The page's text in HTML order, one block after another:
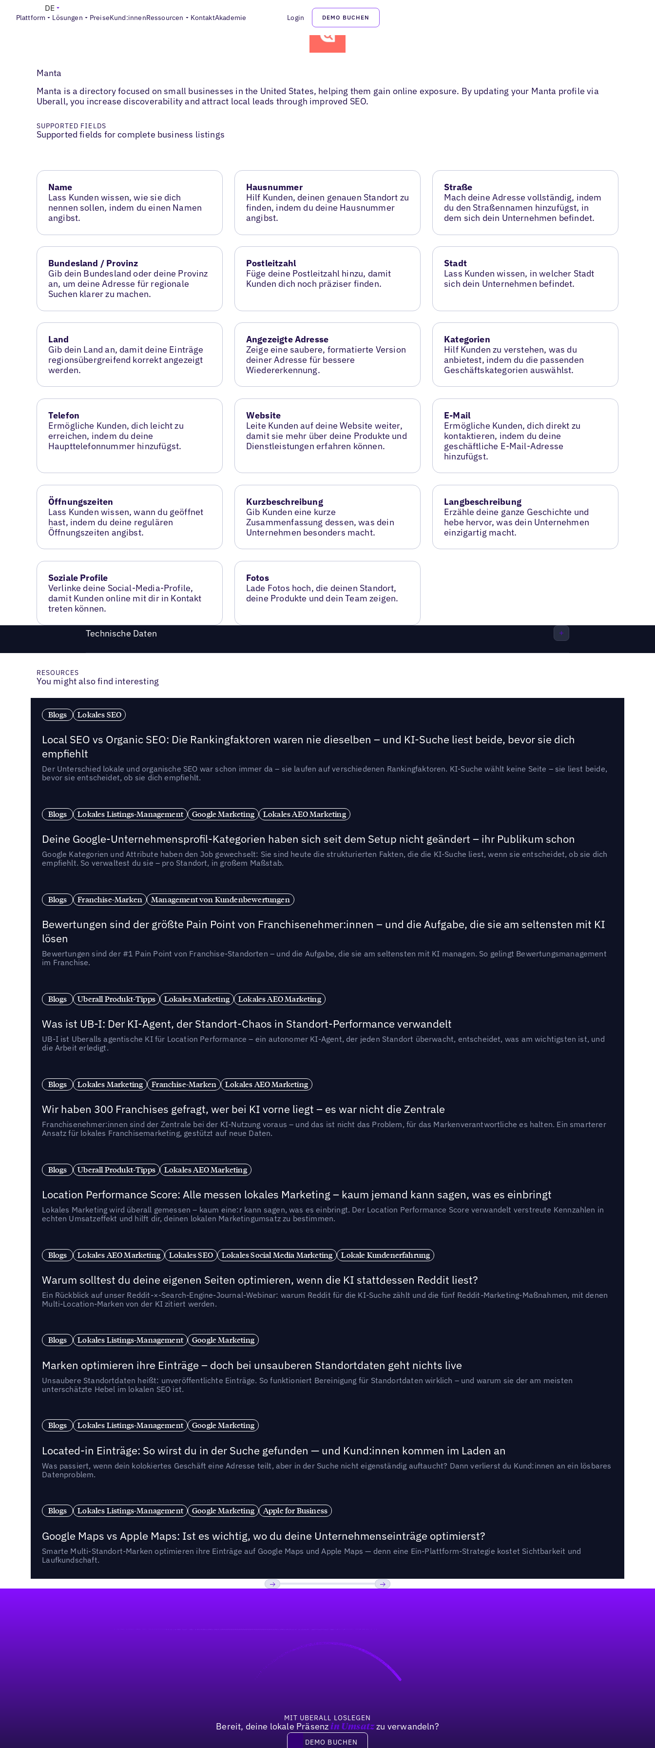
Plattform Lösungen PreiseKund:innenRessourcen KontaktAkademie Login DEMO BUCHEN
DE
Manta
Manta is a directory focused on small businesses in the United States, helping them gain online exposure. By updating your Manta profile via
Uberall, you increase discoverability and attract local leads through improved SEO.
SUPPORTED FIELDS
Supported fields for complete business listings
Name
Lass Kunden wissen, wie sie dich
nennen sollen, indem du einen Namen
angibst.
Hausnummer
Hilf Kunden, deinen genauen Standort zu
finden, indem du deine Hausnummer
angibst.
Straße
Mach deine Adresse vollständig, indem
du den Straßennamen hinzufügst, in
dem sich dein Unternehmen befindet.
Bundesland / Provinz
Gib dein Bundesland oder deine Provinz
an, um deine Adresse für regionale
Suchen klarer zu machen.
Postleitzahl
Füge deine Postleitzahl hinzu, damit
Kunden dich noch präziser finden.
Stadt
Lass Kunden wissen, in welcher Stadt
sich dein Unternehmen befindet.
Land
Gib dein Land an, damit deine Einträge
regionsübergreifend korrekt angezeigt
werden.
Angezeigte Adresse
Zeige eine saubere, formatierte Version
deiner Adresse für bessere
Wiedererkennung.
Kategorien
Hilf Kunden zu verstehen, was du
anbietest, indem du die passenden
Geschäftskategorien auswählst.
Telefon
Ermögliche Kunden, dich leicht zu
erreichen, indem du deine
Haupttelefonnummer hinzufügst.
Website
Leite Kunden auf deine Website weiter,
damit sie mehr über deine Produkte und
Dienstleistungen erfahren können.
E-Mail
Ermögliche Kunden, dich direkt zu
kontaktieren, indem du deine
geschäftliche E-Mail-Adresse
hinzufügst.
Öffnungszeiten
Lass Kunden wissen, wann du geöffnet
hast, indem du deine regulären
Öffnungszeiten angibst.
Kurzbeschreibung
Gib Kunden eine kurze
Zusammenfassung dessen, was dein
Unternehmen besonders macht.
Langbeschreibung
Erzähle deine ganze Geschichte und
hebe hervor, was dein Unternehmen
einzigartig macht.
Soziale Profile
Verlinke deine Social-Media-Profile,
damit Kunden online mit dir in Kontakt
treten können.
Fotos
Lade Fotos hoch, die deinen Standort,
deine Produkte und dein Team zeigen.
Technische Daten
RESOURCES
You might also find interesting
Blogs Lokales SEO
Local SEO vs Organic SEO: Die Rankingfaktoren waren nie dieselben – und KI-Suche liest beide, bevor sie dich
empfiehlt
Der Unterschied lokale und organische SEO war schon immer da – sie laufen auf verschiedenen Rankingfaktoren. KI-Suche wählt keine Seite – sie liest beide,
bevor sie entscheidet, ob sie dich empfiehlt.
Blogs Lokales Listings-Management Google Marketing Lokales AEO Marketing
Deine Google-Unternehmensprofil-Kategorien haben sich seit dem Setup nicht geändert – ihr Publikum schon
Google Kategorien und Attribute haben den Job gewechselt: Sie sind heute die strukturierten Fakten, die die KI-Suche liest, wenn sie entscheidet, ob sie dich
empfiehlt. So verwaltest du sie – pro Standort, in großem Maßstab.
Blogs Franchise-Marken Management von Kundenbewertungen
Bewertungen sind der größte Pain Point von Franchisenehmer:innen – und die Aufgabe, die sie am seltensten mit KI
lösen
Bewertungen sind der #1 Pain Point von Franchise-Standorten – und die Aufgabe, die sie am seltensten mit KI managen. So gelingt Bewertungsmanagement
im Franchise.
Blogs Uberall Produkt-Tipps Lokales Marketing Lokales AEO Marketing
Was ist UB-I: Der KI-Agent, der Standort-Chaos in Standort-Performance verwandelt
UB-I ist Uberalls agentische KI für Location Performance – ein autonomer KI-Agent, der jeden Standort überwacht, entscheidet, was am wichtigsten ist, und
die Arbeit erledigt.
Blogs Lokales Marketing Franchise-Marken Lokales AEO Marketing
Wir haben 300 Franchises gefragt, wer bei KI vorne liegt – es war nicht die Zentrale
Franchisenehmer:innen sind der Zentrale bei der KI-Nutzung voraus – und das ist nicht das Problem, für das Markenverantwortliche es halten. Ein smarterer
Ansatz für lokales Franchisemarketing, gestützt auf neue Daten.
Blogs Uberall Produkt-Tipps Lokales AEO Marketing
Location Performance Score: Alle messen lokales Marketing – kaum jemand kann sagen, was es einbringt
Lokales Marketing wird überall gemessen – kaum eine:r kann sagen, was es einbringt. Der Location Performance Score verwandelt verstreute Kennzahlen in
echten Umsatzeffekt und hilft dir, deinen lokalen Marketingumsatz zu bestimmen.
Blogs Lokales AEO Marketing Lokales SEO Lokales Social Media Marketing Lokale Kundenerfahrung
Warum solltest du deine eigenen Seiten optimieren, wenn die KI stattdessen Reddit liest?
Ein Rückblick auf unser Reddit-×-Search-Engine-Journal-Webinar: warum Reddit für die KI-Suche zählt und die fünf Reddit-Marketing-Maßnahmen, mit denen
Multi-Location-Marken von der KI zitiert werden.
Blogs Lokales Listings-Management Google Marketing
Marken optimieren ihre Einträge – doch bei unsauberen Standortdaten geht nichts live
Unsaubere Standortdaten heißt: unveröffentlichte Einträge. So funktioniert Bereinigung für Standortdaten wirklich – und warum sie der am meisten
unterschätzte Hebel im lokalen SEO ist.
Blogs Lokales Listings-Management Google Marketing
Located-in Einträge: So wirst du in der Suche gefunden — und Kund:innen kommen im Laden an
Was passiert, wenn dein kolokiertes Geschäft eine Adresse teilt, aber in der Suche nicht eigenständig auftaucht? Dann verlierst du Kund:innen an ein lösbares
Datenproblem.
Blogs Lokales Listings-Management Google Marketing Apple for Business
Google Maps vs Apple Maps: Ist es wichtig, wo du deine Unternehmenseinträge optimierst?
Smarte Multi-Standort-Marken optimieren ihre Einträge auf Google Maps und Apple Maps — denn eine Ein-Plattform-Strategie kostet Sichtbarkeit und
Laufkundschaft.
MIT UBERALL LOSLEGEN
Bereit, deine lokale Präsenzin Umsatzzu verwandeln?
DEMO BUCHEN